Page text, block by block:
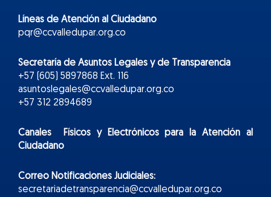
Líneas de Atención al Ciudadano
pqr@ccvalledupar.org.co
Secretaría de Asuntos Legales y de Transparencia
+57 (605) 5897868 Ext. 116
asuntoslegales@ccvalledupar.org.co
+57 312 2894689
Canales Físicos yElectrónicospara la Atención al
Ciudadano
Correo Notificaciones Judiciales:
secretariadetransparencia@ccvalledupar.org.co